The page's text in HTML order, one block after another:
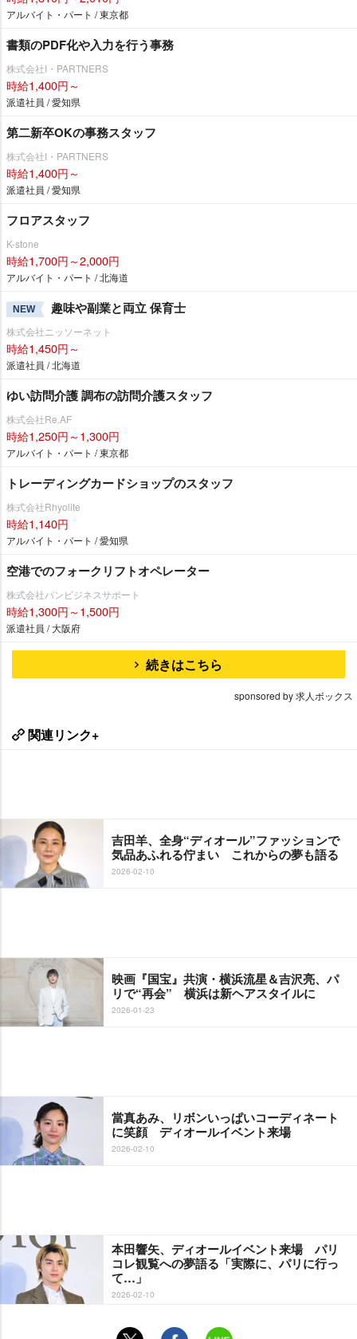
アルバイト・パート / 東京都
書類のPDF化や入力を行う事務
株式会社I・PARTNERS
時給1,400円～
派遣社員 / 愛知県
第二新卒OKの事務スタッフ
株式会社I・PARTNERS
時給1,400円～
派遣社員 / 愛知県
フロアスタッフ
K-stone
時給1,700円～2,000円
アルバイト・パート / 北海道
NEW 趣味や副業と両立 保育士
株式会社ニッソーネット
時給1,450円～
派遣社員 / 北海道
ゆい訪問介護 調布の訪問介護スタッフ
株式会社Re.AF
時給1,250円～1,300円
アルバイト・パート / 東京都
トレーディングカードショップのスタッフ
株式会社Rhyolite
時給1,140円
アルバイト・パート / 愛知県
空港でのフォークリフトオペレーター
株式会社パンビジネスサポート
時給1,300円～1,500円
派遣社員 / 大阪府
続きはこちら
sponsored by 求人ボックス
関連リンク+
吉田羊、全身“ディオール”ファッションで
気品あふれる佇まい これからの夢も語る
2026-02-10
映画『国宝』共演・横浜流星＆吉沢亮、パ
リで“再会” 横浜は新ヘアスタイルに
2026-01-23
當真あみ、リボンいっぱいコーディネート
に笑顔 ディオールイベント来場
2026-02-10
本田響矢、ディオールイベント来場 パリ
コレ観覧への夢語る「実際に、パリに行っ
て…」
2026-02-10